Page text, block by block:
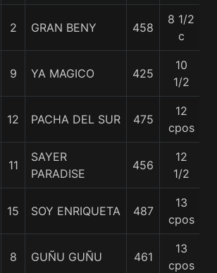
2 GRAN BENY 458
8 1/2
c
9 YA MAGICO 425
10
1/2
12 PACHA DEL SUR 475
12
cpos
11
SAYER
PARADISE
456
12
1/2
15 SOY ENRIQUETA 487
13
cpos
8 GUÑU GUÑU 461
13
cpos